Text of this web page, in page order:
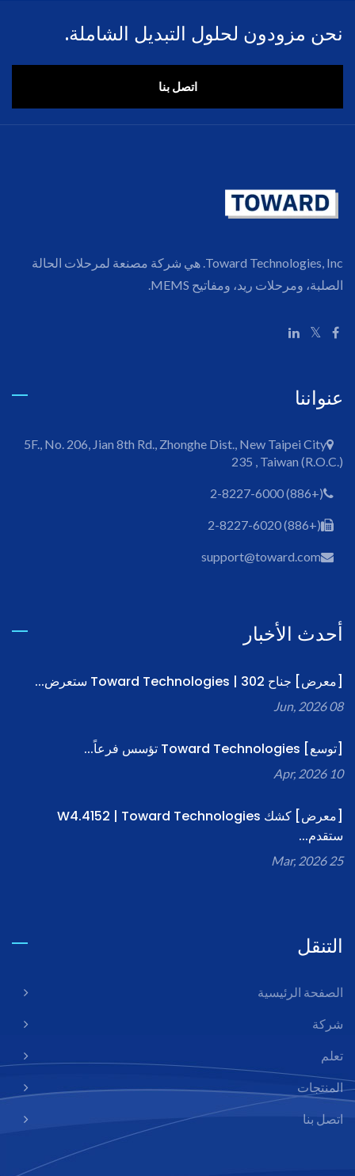
نحن مزودون لحلول التبديل الشاملة.
اتصل بنا
Toward Technologies, Inc. هي شركة مصنعة لمرحلات الحالة
الصلبة، ومرحلات ريد، ومفاتيح MEMS.
عنواننا
5F., No. 206, Jian 8th Rd., Zhonghe Dist., New Taipei City
235 , Taiwan (R.O.C.)
(+886) 2-8227-6000
(+886) 2-8227-6020
support@toward.com
أحدث الأخبار
[معرض] جناح 302 | Toward Technologies ستعرض...
08 Jun, 2026
[توسع] Toward Technologies تؤسس فرعاً...
10 Apr, 2026
[معرض] كشك W4.4152 | Toward Technologies
ستقدم...
25 Mar, 2026
التنقل
الصفحة الرئيسية
شركة
تعلم
المنتجات
اتصل بنا